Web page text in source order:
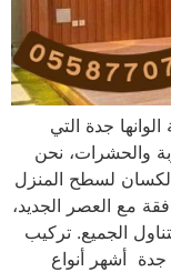
جدة التي
والحشرات، نحن
لسطح المنزل
مع العصر الجديد،
الجميع. تركيب
أشهر أنواع